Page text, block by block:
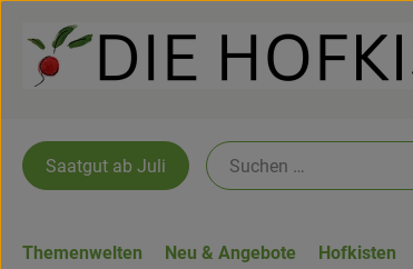
Saatgut ab Juli
Themenwelten Neu & Angebote Hofkisten